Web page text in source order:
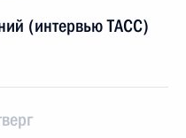
(интервью ТАСС)